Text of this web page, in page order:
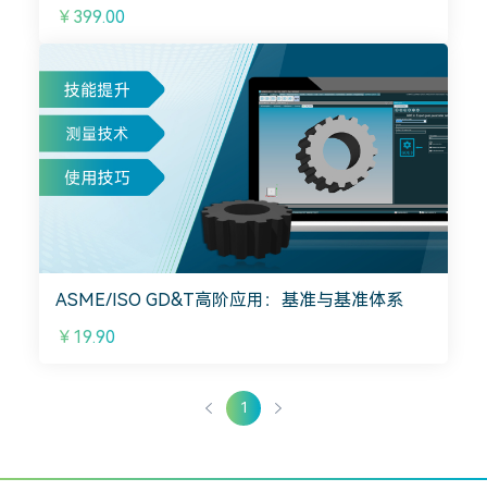
￥399.00
ASME/ISO GD&T高阶应用：基准与基准体系
￥19.90
1